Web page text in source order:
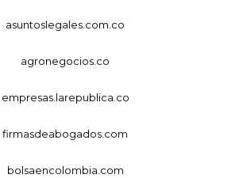
asuntoslegales.com.co
agronegocios.co
empresas.larepublica.co
firmasdeabogados.com
bolsaencolombia.com